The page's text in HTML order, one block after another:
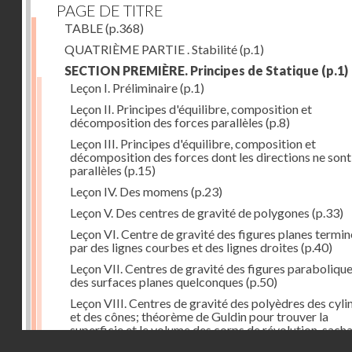
PAGE DE TITRE
TABLE(p.368)
QUATRIÈME PARTIE . Stabilité(p.1)
SECTION PREMIÈRE. Principes de Statique (p.1)
Leçon I. Préliminaire(p.1)
Leçon II. Principes d'équilibre, composition et
décomposition des forces parallèles (p.8)
Leçon III. Principes d'équilibre, composition et
décomposition des forces dont les directions ne
parallèles (p.15)
Leçon IV. Des momens (p.23)
Leçon V. Des centres de gravité de polygones (p.33)
Leçon VI. Centre de gravité des figures planes
par des lignes courbes et des lignes droites (p.40)
Leçon VII. Centres de gravité des figures
des surfaces planes quelconques (p.50)
Leçon VIII. Centres de gravité des polyèdres des
et des cônes; théorème de Guldin pour trouver la
superficie et le volume des corps de révolution,